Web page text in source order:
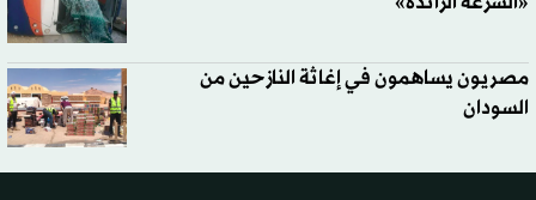
مصريون يساهمون في إغاثة النازحين من
السودان